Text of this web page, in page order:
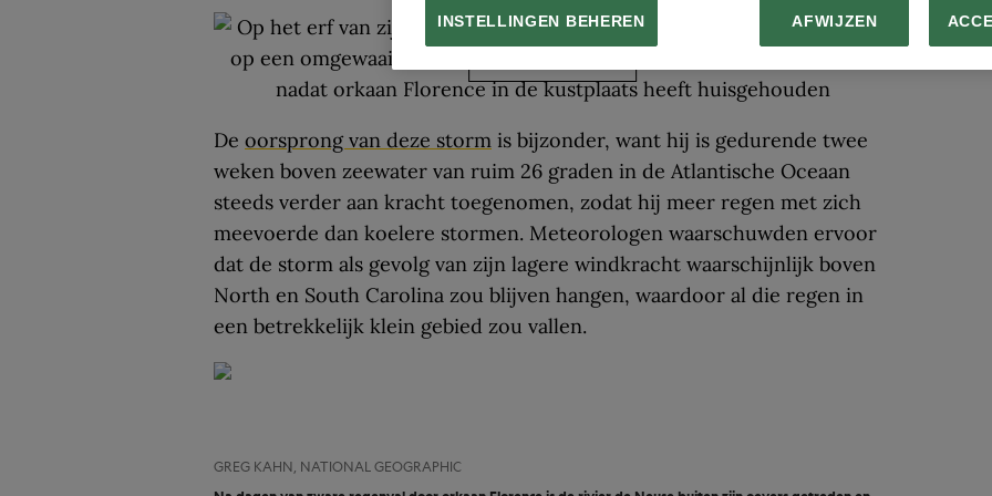
De oorsprong van deze storm is bijzonder, want hij is gedurende twee
weken boven zeewater van ruim 26 graden in de Atlantische Oceaan
steeds verder aan kracht toegenomen, zodat hij meer regen met zich
meevoerde dan koelere stormen. Meteorologen waarschuwden ervoor
dat de storm als gevolg van zijn lagere windkracht waarschijnlijk boven
North en South Carolina zou blijven hangen, waardoor al die regen in
een betrekkelijk klein gebied zou vallen.
GREG KAHN, NATIONAL GEOGRAPHIC
INSTELLINGEN BEHEREN AFWIJZEN